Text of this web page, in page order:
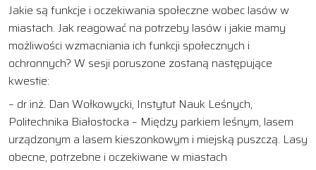
Jakie są funkcje i oczekiwania społeczne wobec lasów w
miastach. Jak reagować na potrzeby lasów i jakie mamy
możliwości wzmacniania ich funkcji społecznych i
ochronnych? W sesji poruszone zostaną następujące
kwestie:
– dr inż. Dan Wołkowycki, Instytut Nauk Leśnych,
Politechnika Białostocka – Między parkiem leśnym, lasem
urządzonym a lasem kieszonkowym i miejską puszczą. Lasy
obecne, potrzebne i oczekiwane w miastach